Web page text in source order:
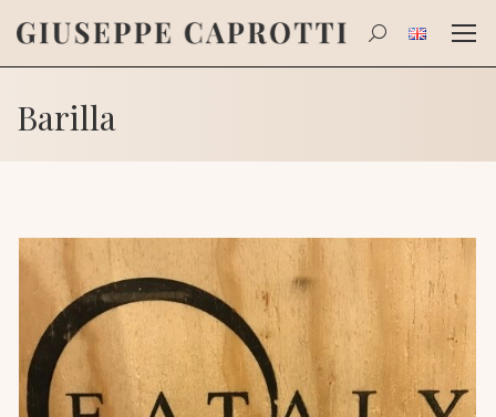
Search:
Barilla